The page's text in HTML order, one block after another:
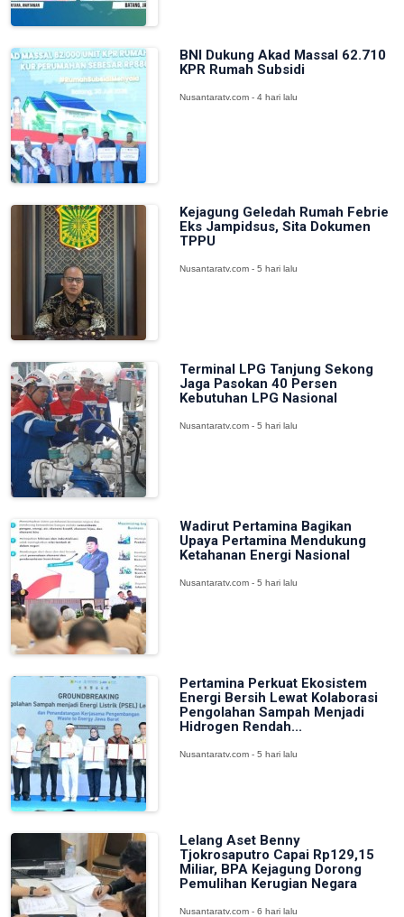
BNI Dukung Akad Massal 62.710
KPR Rumah Subsidi
Nusantaratv.com - 4 hari lalu
Kejagung Geledah Rumah Febrie
Eks Jampidsus, Sita Dokumen
TPPU
Nusantaratv.com - 5 hari lalu
Terminal LPG Tanjung Sekong
Jaga Pasokan 40 Persen
Kebutuhan LPG Nasional
Nusantaratv.com - 5 hari lalu
Wadirut Pertamina Bagikan
Upaya Pertamina Mendukung
Ketahanan Energi Nasional
Nusantaratv.com - 5 hari lalu
Pertamina Perkuat Ekosistem
Energi Bersih Lewat Kolaborasi
Pengolahan Sampah Menjadi
Hidrogen Rendah...
Nusantaratv.com - 5 hari lalu
Lelang Aset Benny
Tjokrosaputro Capai Rp129,15
Miliar, BPA Kejagung Dorong
Pemulihan Kerugian Negara
Nusantaratv.com - 6 hari lalu